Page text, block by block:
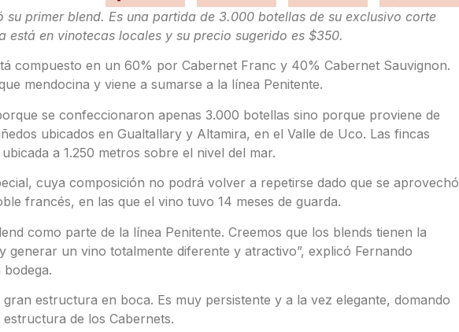
su primer blend. Es una partida de 3.000 botellas de su exclusivo corte
está en vinotecas locales y su precio sugerido es $350.
compuesto en un 60% por Cabernet Franc y 40% Cabernet Sauvignon.
mendocina y viene a sumarse a la línea Penitente.
se confeccionaron apenas 3.000 botellas sino porque proviene de
ubicados en Gualtallary y Altamira, en el Valle de Uco. Las fincas
a 1.250 metros sobre el nivel del mar.
cuya composición no podrá volver a repetirse dado que se aprovechó
francés, en las que el vino tuvo 14 meses de guarda.
como parte de la línea Penitente. Creemos que los blends tienen la
generar un vino totalmente diferente y atractivo”, explicó Fernando
estructura en boca. Es muy persistente y a la vez elegante, domando
de los Cabernets.